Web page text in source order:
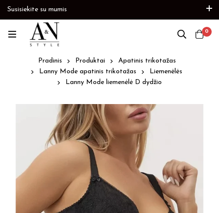
Susisiekite su mumis
Paskubėkite
0
Pradinis Produktai
Apatinis trikotažas
Lanny Mode apatinis trikotažas
Liemenėlės
Lanny Mode liemenėlė D dydžio